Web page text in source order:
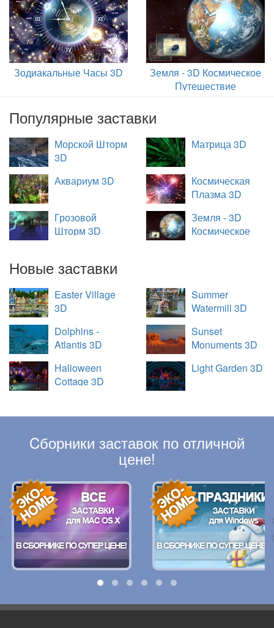
Зодиакальные Часы 3D
Земля - 3D Космическое
Путешествие
Популярные заставки
Морской Шторм
3D
Матрица 3D
Аквариум 3D
Космическая
Плазма 3D
Грозовой
Шторм 3D
Земля - 3D
Космическое
Новые заставки
Easter Village
3D
Summer
Watermill 3D
Dolphins -
Atlantis 3D
Sunset
Monuments 3D
Halloween
Cottage 3D
Light Garden 3D
Cборники заставок по отличной
цене!